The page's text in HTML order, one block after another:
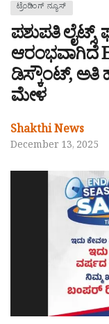
ಟ್ರೆಂಡಿಂಗ್ ನ್ಯೂಸ್
ಪಶುಪತಿ ಲೈಟ್ಸ್,
ಆರಂಭವಾಗಿದೆ
ಡಿಸ್ಕೌಂಟ್, ಅತಿ
ಮೇಳ
Shakthi News
December 13, 2025